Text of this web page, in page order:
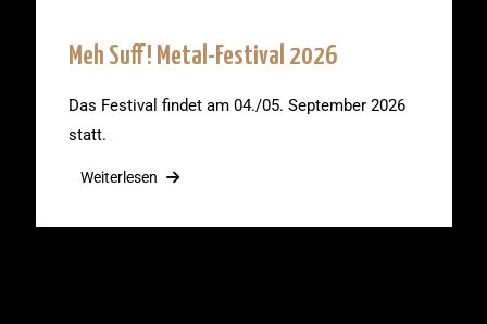
Meh Suff! Metal-Festival 2026
Das Festival findet am 04./05. September 2026
statt.
Weiterlesen